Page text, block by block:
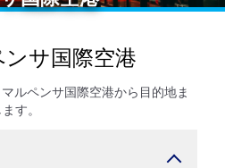
サ国際空港
ルペンサ国際空港から目的地ま
す。